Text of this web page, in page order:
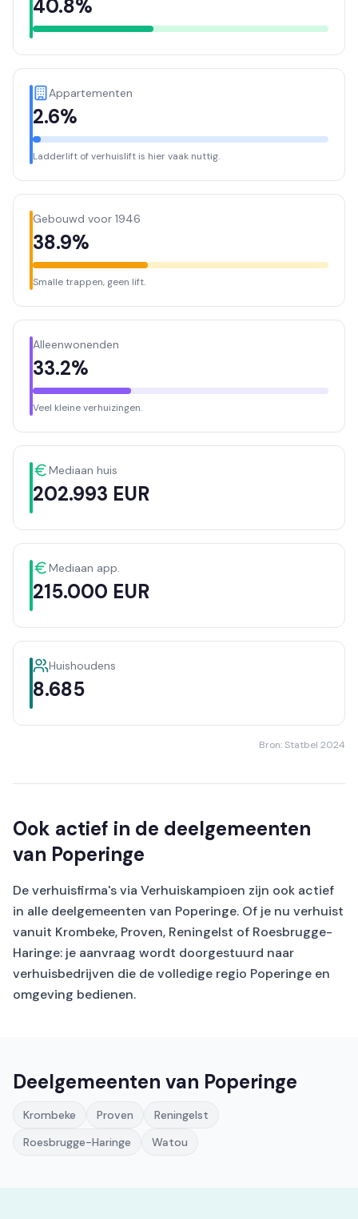
40.8%
Appartementen
2.6%
Ladderlift of verhuislift is hier vaak nuttig.
Gebouwd voor 1946
38.9%
Smalle trappen, geen lift.
Alleenwonenden
33.2%
Veel kleine verhuizingen.
Mediaan huis
202.993 EUR
Mediaan app.
215.000 EUR
Huishoudens
8.685
Bron: Statbel 2024
Ook actief in de deelgemeenten
van Poperinge
De verhuisfirma's via Verhuiskampioen zijn ook actief
in alle deelgemeenten van Poperinge. Of je nu verhuist
vanuit Krombeke, Proven, Reningelst of Roesbrugge-
Haringe: je aanvraag wordt doorgestuurd naar
verhuisbedrijven die de volledige regio Poperinge en
omgeving bedienen.
Deelgemeenten van Poperinge
Krombeke Proven
Reningelst
Roesbrugge-Haringe
Watou